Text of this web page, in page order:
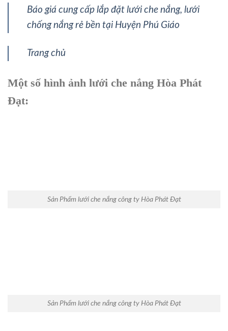
Báo giá cung cấp lắp đặt lưới che nắng, lưới
chống nắng rẻ bền tại Huyện Phú Giáo
Trang chủ
Một số hình ảnh lưới che nắng Hòa Phát
Đạt:
Sản Phẩm lưới che nắng công ty Hòa Phát Đạt
Sản Phẩm lưới che nắng công ty Hòa Phát Đạt